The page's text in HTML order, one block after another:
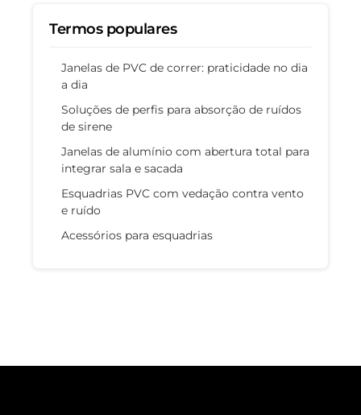
Termos populares
Janelas de PVC de correr: praticidade no dia
a dia
Soluções de perfis para absorção de ruídos
de sirene
Janelas de alumínio com abertura total para
integrar sala e sacada
Esquadrias PVC com vedação contra vento
e ruído
Acessórios para esquadrias